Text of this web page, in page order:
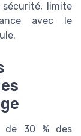
limite
avec le
de 30 % des